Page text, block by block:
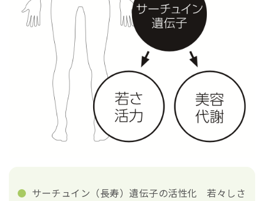
サーチュイン（長寿）遺伝子の活性化 若々しさ